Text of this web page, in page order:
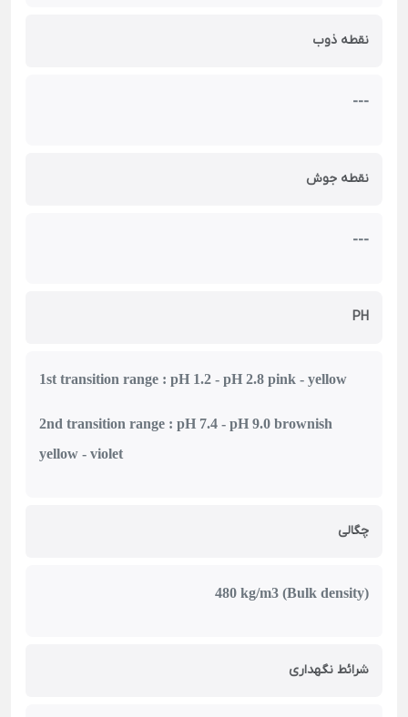
نقطه ذوب
---
نقطه جوش
---
PH
1st transition range : pH 1.2 - pH 2.8 pink - yellow
2nd transition range : pH 7.4 - pH 9.0 brownish
yellow - violet
چگالی
480 kg/m3 (Bulk density)
شرائط نگهداری